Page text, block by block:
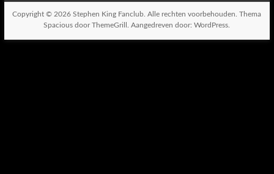
Copyright © 2026Stephen King Fanclub . Alle rechten voorbehouden. Thema
Spacious door ThemeGrill. Aangedreven door:WordPress